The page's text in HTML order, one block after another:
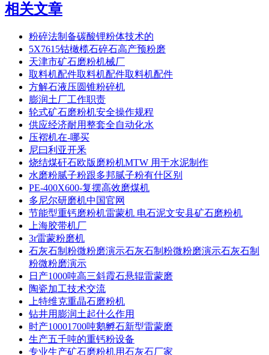
相关文章
粉碎法制备碳酸锂粉体技术的
5X7615钴橄榄石碎石高产预粉磨
天津市矿石磨粉机械厂
取料机配件取料机配件取料机配件
方解石液压圆锥粉碎机
膨润土厂工作职责
轮式矿石磨粉机安全操作规程
供应经济耐用整套全自动化水
压褶机在-哪买
尼曰利亚开釆
烧结煤矸石欧版磨粉机MTW 用于水泥制作
水磨粉腻子粉跟多邦腻子粉有什区别
PE-400X600-复摆高效磨煤机
多尼尔研磨机中国官网
节能型重钙磨粉机雷蒙机 电石泥文安县矿石磨粉机
上海胶带机厂
3r雷蒙粉磨机
石灰石制粉微粉磨演示石灰石制粉微粉磨演示石灰石制
粉微粉磨演示
日产1000吨高三斜霞石悬辊雷蒙磨
陶瓷加工技术交流
上特维克重晶石磨粉机
钻井用膨润土起什么作用
时产10001700吨鹅孵石新型雷蒙磨
生产五千吨的重钙粉设备
专业生产矿石磨粉机用石灰石厂家